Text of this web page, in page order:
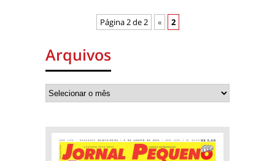
Página 2 de 2 « 2
Arquivos